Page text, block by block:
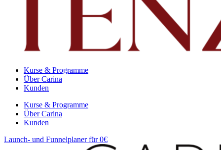
Kurse & Programme
Über Carina
Kunden
Kurse & Programme
Über Carina
Kunden
Launch- und Funnelplaner für 0€